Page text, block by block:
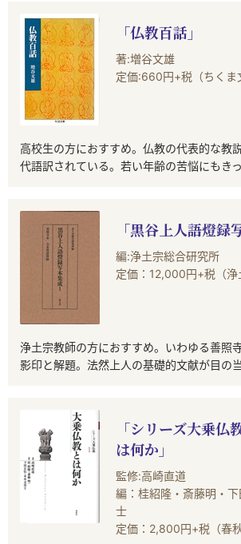
「仏教百話」
著:増谷文雄
定価:660円+税（ちくま
高校生の方におすすめ。仏教の代表的な教
代語訳されている。若い年齢の苦悩にもきっ
「黒谷上人語燈録
編:浄土宗総合研究所
定価：12,000円+税（浄
浄土宗教師の方におすすめ。いわゆる善照
影印と解題。法然上人の基礎的文献が目の
「シリーズ大乗仏
は何か」
監修:高崎直道
編：桂紹隆・斎藤明・
士
定価：2,800円+税（春秋